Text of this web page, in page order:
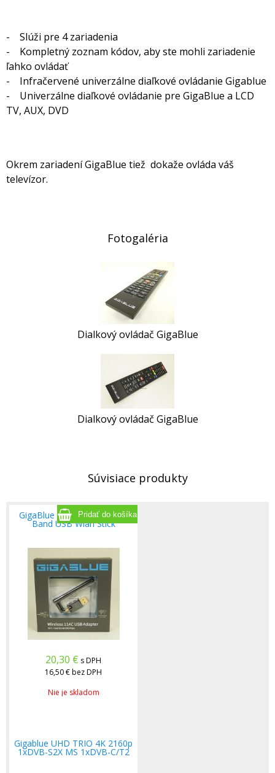
- Slúži pre 4 zariadenia
- Kompletný zoznam kódov, aby ste mohli zariadenie
ľahko ovládať
- Infračervené univerzálne diaľkové ovládanie Gigablue
- Univerzálne diaľkové ovládanie pre GigaBlue a LCD
TV, AUX, DVD
Okrem zariadení GigaBlue tiež dokaže ovláda váš
televízor.
Fotogaléria
Dialkový ovládač GigaBlue
Dialkový ovládač GigaBlue
Súvisiace produkty
GigaBlue Wifi 600Mbit Dual
Band USB Wlan Stick
20,30 € s DPH
16,50 €bez DPH
Nie je skladom
Gigablue UHD TRIO 4K 2160p
1xDVB-S2X MS 1xDVB-C/T2